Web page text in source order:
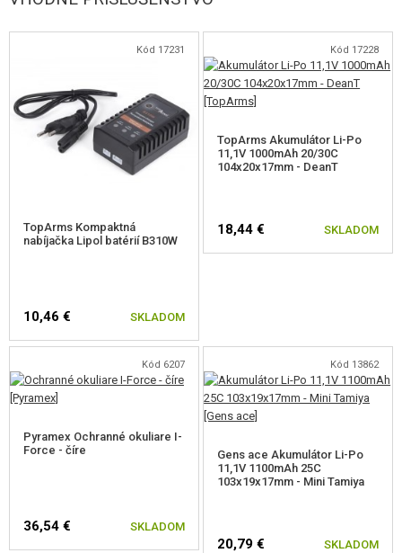
Jedná sa o E.T.U. (Electronic Trigger Unit) a ponúka mnoho výhod:
Veľmi rýchlu odozvu spúšte!
, ktorý chráni spúšťové kontakty a zrýchľuje odozvu motora.
Možnosť nastaviť režimBurst
namiesto režimu dávka. Teda
trojrannú dávku na jedno stlačenie spúšte.
podržaním spúšte v režime semi (jednotlivé rany) na viac ako 10
sekúnd, po odpojení batérie sa vypne)
Odporúčaná batéria je 11,1 V Li-Pol!
Kód 17231
TopArms Kompaktná
nabíjačka Lipol batérií B310W
10,46 € SKLADOM
Kód 17228
TopArms Akumulátor Li-Po
11,1V 1000mAh 20/30C
104x20x17mm - DeanT
18,44 € SKLADOM
Kód 6207
Pyramex Ochranné okuliare I-
Force - číre
36,54 € SKLADOM
Kód 13862
Gens ace Akumulátor Li-Po
11,1V 1100mAh 25C
103x19x17mm - Mini Tamiya
20,79 € SKLADOM